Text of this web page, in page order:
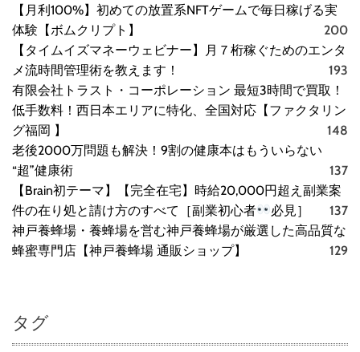
【月利100%】初めての放置系NFTゲームで毎日稼げる実
体験【ボムクリプト】
200
【タイムイズマネーウェビナー】月７桁稼ぐためのエンタ
メ流時間管理術を教えます！
193
有限会社トラスト・コーポレーション 最短3時間で買取！
低手数料！西日本エリアに特化、全国対応【ファクタリン
グ福岡 】
148
老後2000万問題も解決！9割の健康本はもういらない
“超”健康術
137
【Brain初テーマ】【完全在宅】時給20,000円超え副業案
件の在り処と請け方のすべて［副業初心者
必見］
137
神戸養蜂場・養蜂場を営む神戸養蜂場が厳選した高品質な
蜂蜜専門店【神戸養蜂場 通販ショップ】
129
タグ